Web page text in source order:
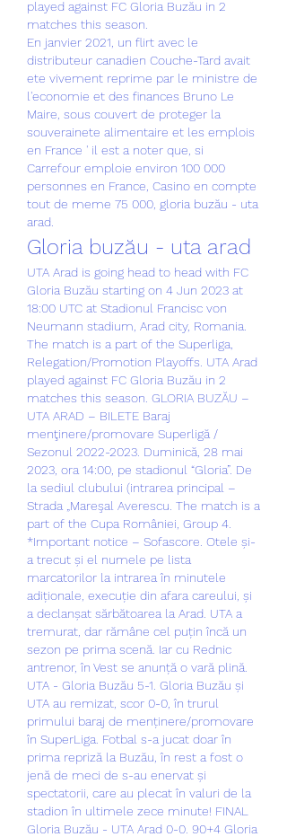
played against FC Gloria Buzău in 2
matches this season.
En janvier 2021, un flirt avec le
distributeur canadien Couche-Tard avait
ete vivement reprime par le ministre de
l'economie et des finances Bruno Le
Maire, sous couvert de proteger la
souverainete alimentaire et les emplois
en France ' il est a noter que, si
Carrefour emploie environ 100 000
personnes en France, Casino en compte
tout de meme 75 000, gloria buzău - uta
arad.
Gloria buzău - uta arad
UTA Arad is going head to head with FC
Gloria Buzău starting on 4 Jun 2023 at
18:00 UTC at Stadionul Francisc von
Neumann stadium, Arad city, Romania.
The match is a part of the Superliga,
Relegation/Promotion Playoffs. UTA Arad
played against FC Gloria Buzău in 2
matches this season. GLORIA BUZĂU –
UTA ARAD – BILETE Baraj
menţinere/promovare Superligă /
Sezonul 2022-2023. Duminică, 28 mai
2023, ora 14:00, pe stadionul “Gloria”. De
la sediul clubului (intrarea principal –
Strada „Mareşal Averescu. The match is a
part of the Cupa României, Group 4.
*Important notice – Sofascore. Otele și-
a trecut și el numele pe lista
marcatorilor la intrarea în minutele
adiționale, execuție din afara careului, și
a declanșat sărbătoarea la Arad. UTA a
tremurat, dar rămâne cel puțin încă un
sezon pe prima scenă. Iar cu Rednic
antrenor, în Vest se anunță o vară plină.
UTA - Gloria Buzău 5-1. Gloria Buzău și
UTA au remizat, scor 0-0, în trurul
primului baraj de menținere/promovare
în SuperLiga. Fotbal s-a jucat doar în
prima repriză la Buzău, în rest a fost o
jenă de meci de s-au enervat și
spectatorii, care au plecat în valuri de la
stadion în ultimele zece minute! FINAL
Gloria Buzău - UTA Arad 0-0. 90+4 Gloria